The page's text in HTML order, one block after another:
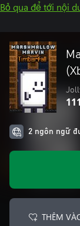
Bỏ qua để tới nội
2 ngôn ngữ
THÊM